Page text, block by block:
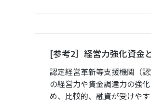
[参考2］経営力強化資金
認定経営革新等支援機関（
の経営力や資金調達力の強
め、比較的、融資が受けや